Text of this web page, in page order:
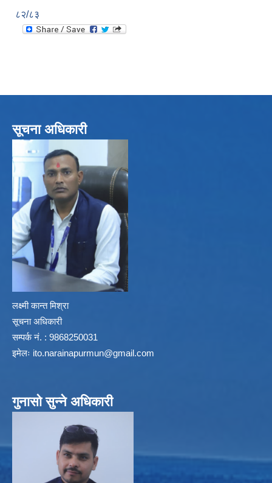
८२/८३
सूचना अधिकारी
लक्ष्मी कान्त मिश्रा
सूचना अधिकारी
सम्पर्क नं. : 9868250031
इमेलः ito.narainapurmun@gmail.com
गुनासो सुन्ने अधिकारी